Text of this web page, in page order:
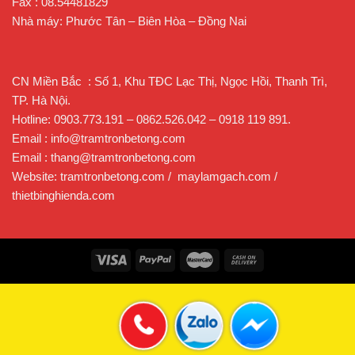
Nhà máy: Phước Tân – Biên Hòa – Đồng Nai
CN Miền Bắc : Số 1, Khu TĐC Lạc Thị, Ngọc Hồi, Thanh Trì,
TP. Hà Nội.
Hotline: 0903.773.191 – 0862.526.042 – 0918 119 891.
Email : info@tramtronbetong.com
Email : thang@tramtronbetong.com
Website: tramtronbetong.com / maylamgach.com /
thietbinghienda.com